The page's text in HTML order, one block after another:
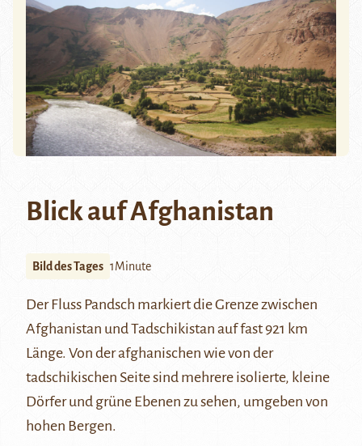
Blick auf Afghanistan
Bild des Tages 1Minute
Der Fluss Pandsch markiert die Grenze zwischen
Afghanistan und Tadschikistan auf fast 921 km
Länge. Von der afghanischen wie von der
tadschikischen Seite sind mehrere isolierte, kleine
Dörfer und grüne Ebenen zu sehen, umgeben von
hohen Bergen.